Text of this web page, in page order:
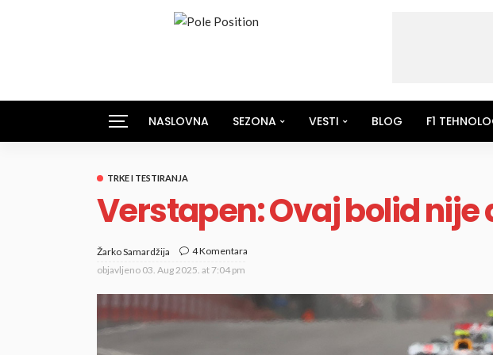
NASLOVNA SEZONA VESTI BLOG F1
TRKE I TESTIRANJA
Verstapen: Ovaj bolid nije
Žarko Samardžija
4 Komentara
objavljeno 03. Aug 2025. at 7:04 pm